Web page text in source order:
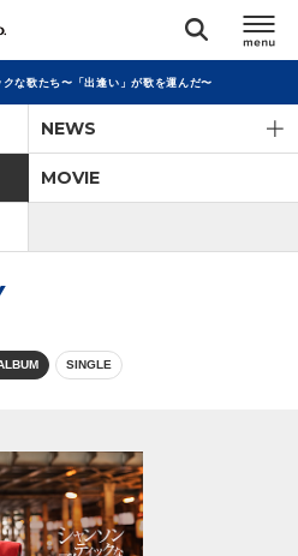
閉じる
クな歌たち〜「出逢い」が歌を運んだ〜
NEWS
MOVIE
SINGLE